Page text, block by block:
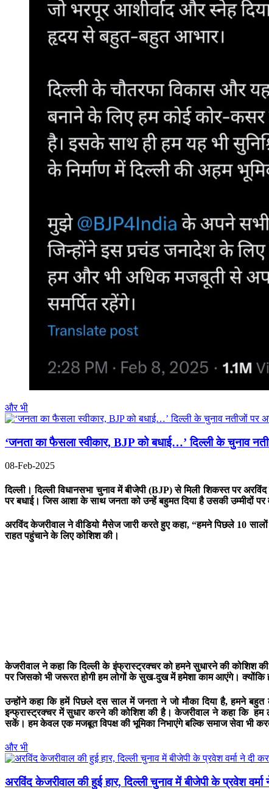
और भी
‘जनता का फैसला स्वीकार, BJP को बधाई…’ दिल्ली के चुनाव
08-Feb-2025
दिल्ली। दिल्ली विधानसभा चुनाव में बीजेपी (BJP) से मिली शिकस्त पर
पर बधाई। जिस आशा के साथ जनता को उन्हें बहुमत दिया है उसकी उम्मीदों
अरविंद केजरीवाल ने वीडियो मैसेज जारी करते हुए कहा, “हमने पिछले 10
राहत पहुंचाने के लिए कोशिश की।
केजरीवाल ने कहा कि दिल्ली के इंफ्रास्ट्रक्चर को हमने सुधारने की कोशिश
पर जिसको भी जरूरत होगी हम लोगों के सुख-दुख में हमेशा काम आएंगे। क्योंकि
उन्होंने कहा कि हमें पिछले दस साल में जनता ने जो मौका दिया है, हमने
इन्फ्रास्ट्रक्चर में सुधार करने की कोशिश की है। केजरीवाल ने कहा कि हम
सकें। हम केवल एक मजबूत विपक्ष की भूमिका निभाएंगे बल्कि समाज सेवा भी
और भी
अरविंद केजरीवाल की हुई हार, दिल्ली चुनाव में बीजेपी के प्रवेश वर्मा